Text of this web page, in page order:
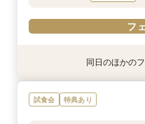
フ
【平日人気
邸宅&試食
【月・金限定
ア
同日のほかの
試食会 特典あり